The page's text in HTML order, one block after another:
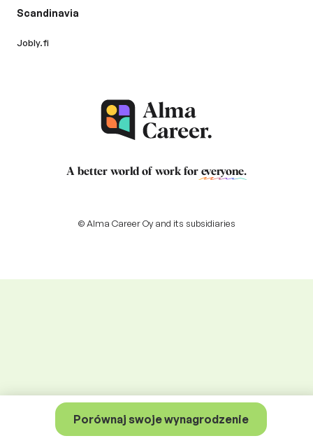
Porównaj swoje wynagrodzenie
Scandinavia
Jobly.fi
A better world of work for everyone.
© Alma Career Oy and its subsidiaries